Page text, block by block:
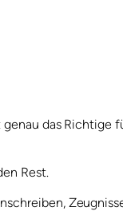
das Richtige
Rest.